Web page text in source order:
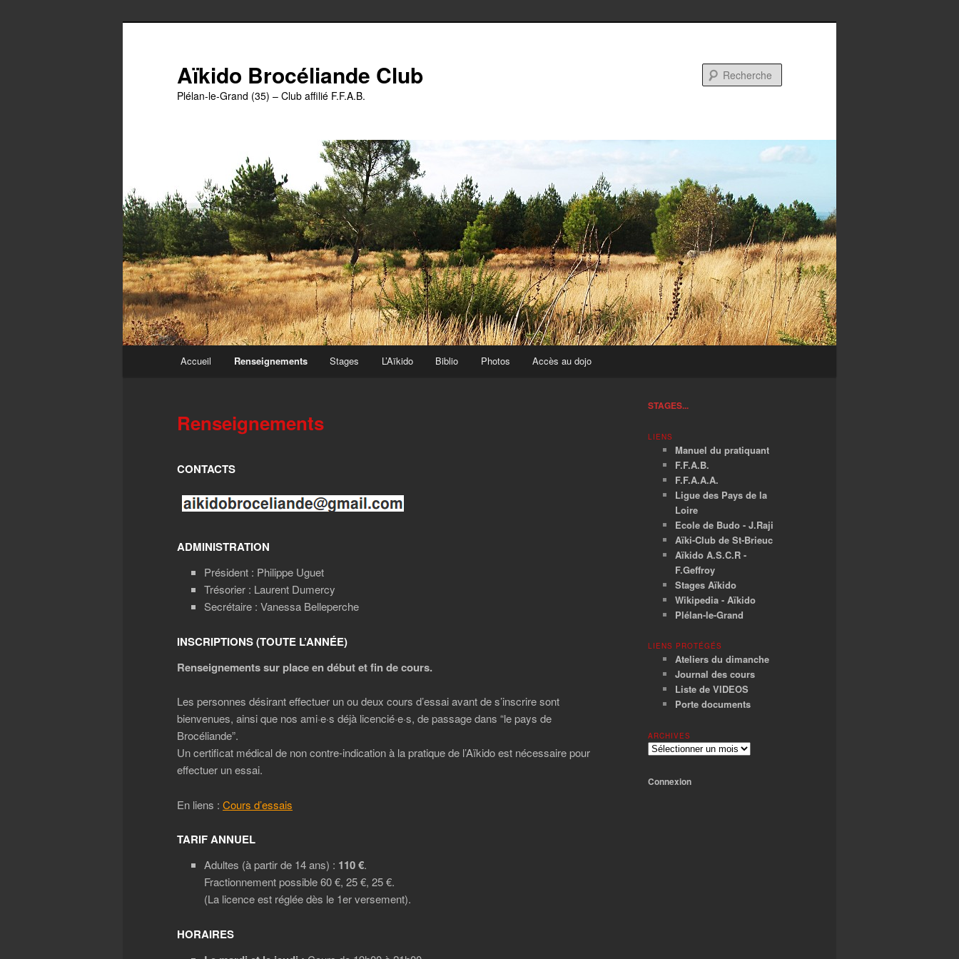
Aïkido Brocéliande Club
Plélan-le-Grand (35) – Club affilié F.F.A.B.
Accueil Renseignements Stages L’Aïkido Biblio Photos Accès au dojo
Renseignements
CONTACTS
ADMINISTRATION
Président : Philippe Uguet
Trésorier : Laurent Dumercy
Secrétaire : Vanessa Belleperche
INSCRIPTIONS (TOUTE L’ANNÉE)
Renseignements sur place en début et fin de cours.
Les personnes désirant effectuer un ou deux cours d’essai avant de s’inscrire sont
bienvenues, ainsi que nos ami·e·s déjà licencié·e·s, de passage dans “le pays de
Brocéliande”.
Un certificat médical de non contre-indication à la pratique de l’Aïkido est nécessaire pour
effectuer un essai.
En liens : Cours d’essais
TARIF ANNUEL
Adultes (à partir de 14 ans) : 110 €.
Fractionnement possible 60 €, 25 €, 25 €.
(La licence est réglée dès le 1er versement).
HORAIRES
STAGES...
LIENS
Manuel du pratiquant
F.F.A.B.
F.F.A.A.A.
Ligue des Pays de la
Loire
Ecole de Budo - J.Raji
Aïki-Club de St-Brieuc
Aïkido A.S.C.R -
F.Geffroy
Stages Aïkido
Wikipedia - Aïkido
Plélan-le-Grand
LIENS PROTÉGÉS
Ateliers du dimanche
Journal des cours
Liste de VIDEOS
Porte documents
ARCHIVES
Archives
Connexion